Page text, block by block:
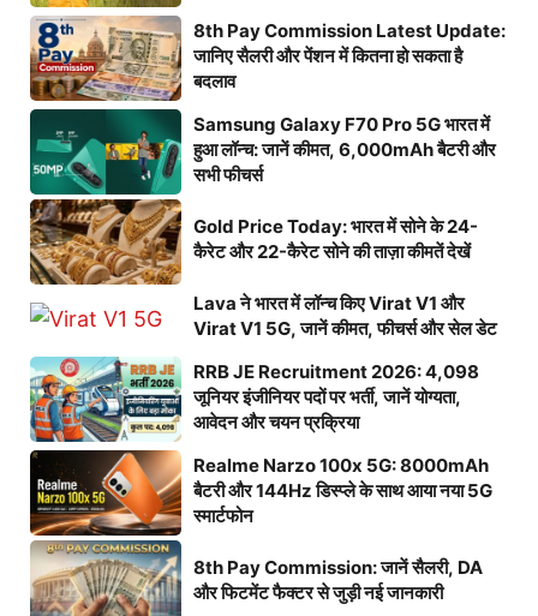
8th Pay Commission Latest Update:
जानिए सैलरी और पेंशन में कितना हो सकता है
बदलाव
Samsung Galaxy F70 Pro 5G भारत में
हुआ लॉन्च: जानें कीमत, 6,000mAh बैटरी और
सभी फीचर्स
Gold Price Today: भारत में सोने के 24-
कैरेट और 22-कैरेट सोने की ताज़ा कीमतें देखें
Lava ने भारत में लॉन्च किए Virat V1 और
Virat V1 5G, जानें कीमत, फीचर्स और सेल डेट
RRB JE Recruitment 2026: 4,098
जूनियर इंजीनियर पदों पर भर्ती, जानें योग्यता,
आवेदन और चयन प्रक्रिया
Realme Narzo 100x 5G: 8000mAh
बैटरी और 144Hz डिस्प्ले के साथ आया नया 5G
स्मार्टफोन
8th Pay Commission: जानें सैलरी, DA
और फिटमेंट फैक्टर से जुड़ी नई जानकारी